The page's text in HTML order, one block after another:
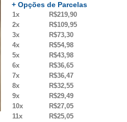
+ Opções de Parcelas
1x R$219,90
2x
R$109,95
3x
R$73,30
4x
R$54,98
5x
R$43,98
6x
R$36,65
7x
R$36,47
8x
R$32,55
9x
R$29,49
10x
R$27,05
11x
R$25,05